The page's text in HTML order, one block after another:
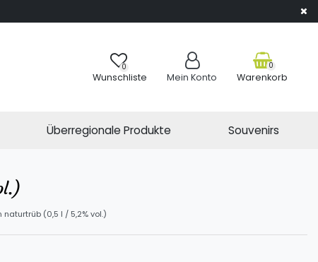
0
Wunschliste Mein Konto
0
Warenkorb
Überregionale Produkte Souvenirs
naturtrüb (0,5 l / 5,2% vol.)